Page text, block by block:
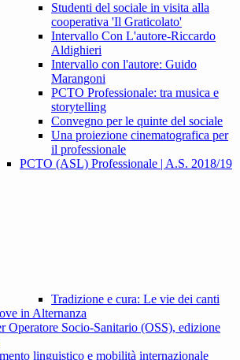
Studenti del sociale in visita alla
cooperativa 'Il Graticolato'
Intervallo Con L'autore-Riccardo
Aldighieri
Intervallo con l'autore: Guido
Marangoni
PCTO Professionale: tra musica e
storytelling
Convegno per le quinte del sociale
Una proiezione cinematografica per
il professionale
PCTO (ASL) Professionale | A.S. 2018/19
Tradizione e cura: Le vie dei canti
in Alternanza
Operatore Socio-Sanitario (OSS), edizione
linguistico e mobilità internazionale